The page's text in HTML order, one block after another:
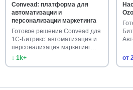
Convead: платформа для
автоматизации и
персонализации маркетинга
Готовое решение Convead для
1С-Битрикс: автоматизация и
персонализация маркетинг…
↓ 1k+
от